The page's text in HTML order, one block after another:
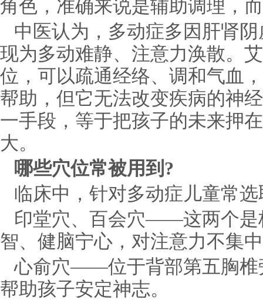
角色，准确来说是辅助调理，
中医认为，多动症多因肝肾
现为多动难静、注意力涣散。
位，可以疏通经络、调和气血
帮助，但它无法改变疾病的神
一手段，等于把孩子的未来押
大。
哪些穴位常被用到?
临床中，针对多动症儿童常
印堂穴、百会穴——这两个是
智、健脑宁心，对注意力不集
心俞穴——位于背部第五胸椎
帮助孩子安定神志。